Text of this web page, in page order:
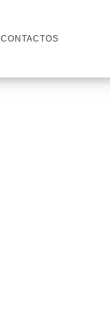
CONTACTOS